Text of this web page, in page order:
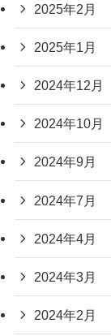
2025年2月
2025年1月
2024年12月
2024年10月
2024年9月
2024年7月
2024年4月
2024年3月
2024年2月